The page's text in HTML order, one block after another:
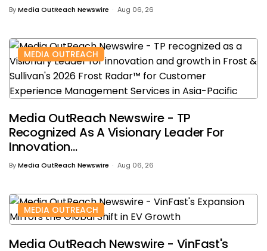
ByMedia OutReach Newswire Aug 06, 26
MEDIA OUTREACH
Media OutReach Newswire - TP
Recognized As A Visionary Leader For
Innovation...
ByMedia OutReach Newswire Aug 06, 26
MEDIA OUTREACH
Media OutReach Newswire - VinFast's